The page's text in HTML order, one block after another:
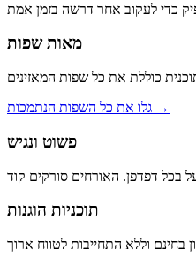
מאות שפות
גלו את כל השפות הנתמכות →
פשוט ונגיש
תוכניות הוגנות